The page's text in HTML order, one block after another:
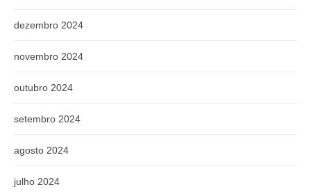
dezembro 2024
novembro 2024
outubro 2024
setembro 2024
agosto 2024
julho 2024